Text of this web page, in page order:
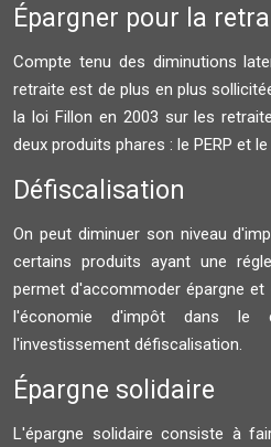
Épargner pour la
Compte tenu des diminutions
retraite est de plus en plus
la loi Fillon en 2003 sur les
deux produits phares : le PERP et le
Défiscalisation
On peut diminuer son niveau
certains produits ayant une
permet d'accommoder épargne
l'économie d'impôt dans le
l'investissement défiscalisation.
Épargne solidaire
L'épargne solidaire consiste à